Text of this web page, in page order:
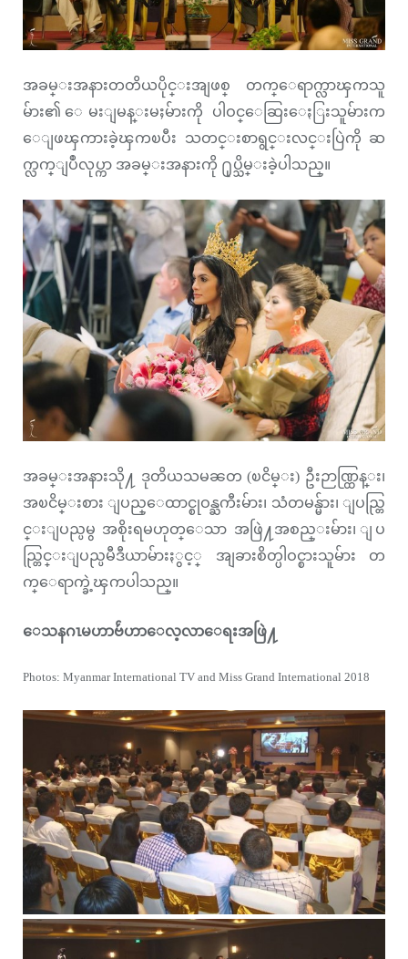
အခမ္းအနားတတိယပိုင္းအျဖစ္ တက္ေရာက္လာၾကသူ
မ်ား၏ ေမးျမန္းမႈမ်ားကို ပါဝင္ေဆြးေႏြးသူမ်ားက
ေျဖၾကားခဲ့ၾကၿပီး သတင္းစာရွင္းလင္းပြဲကို ဆ
က္လက္ျပဳလုပ္ကာ အခမ္းအနားကို ႐ုပ္သိမ္းခဲ့ပါသည္။
အခမ္းအနားသို႔ ဒုတိယသမၼတ (ၿငိမ္း) ဦးဉာဏ္ထြန္း၊
အၿငိမ္းစား ျပည္ေထာင္စုဝန္ႀကီးမ်ား၊ သံတမန္မ်ား၊ ျပည္တြ
င္းျပည္ပမွ အစိုးရမဟုတ္ေသာ အဖြဲ႔အစည္းမ်ား၊ ျပ
ည္တြင္းျပည္ပမီဒီယာမ်ားႏွင့္ အျခားစိတ္ပါဝင္စားသူမ်ား တ
က္ေရာက္ခဲ့ၾကပါသည္။
ေသနဂၤမဟာဗ်ဴဟာေလ့လာေရးအဖြဲ႔
Photos: Myanmar International TV and Miss Grand International 2018